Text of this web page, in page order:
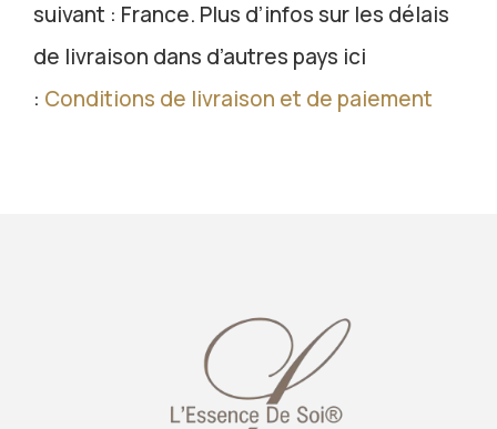
suivant : France. Plus d’infos sur les délais
de livraison dans d’autres pays ici
: Conditions de livraison et de paiement